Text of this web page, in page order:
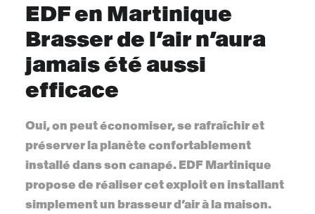
EDF en Martinique
Brasser de l’air n’aura
jamais été aussi
efficace
Oui, on peut économiser, se rafraîchir et
préserver la planète confortablement
installé dans son canapé. EDF Martinique
propose de réaliser cet exploit en installant
simplement un brasseur d’air à la maison.